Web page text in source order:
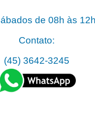
de 08h às
Contato:
(45) 3642-3245